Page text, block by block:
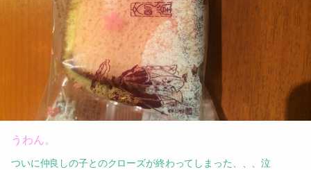
うわん。
ついに仲良しの子とのクローズが終わってしまった、、、泣